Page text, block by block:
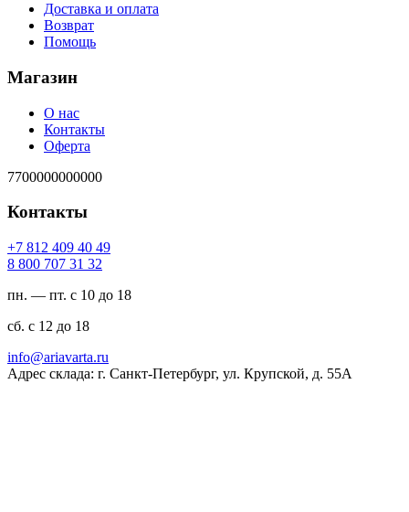
Доставка и оплата
Возврат
Помощь
Магазин
О нас
Контакты
Оферта
7700000000000
Контакты
94 04 904 218 7+
23 13 707 008 8
пн. — пт. с 10 до 18
сб. с 12 до 18
ur.atravaira@ofni
Адрес склада: г. Санкт-Петербург, ул. Крупской, д. 55А